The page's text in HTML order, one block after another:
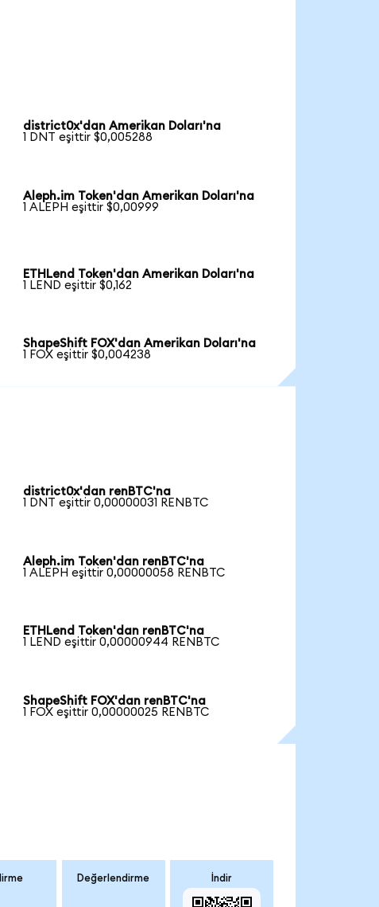
district0x'dan Amerikan Doları'na
1 DNT eşittir $0,005288
Aleph.im Token'dan Amerikan Doları'na
1 ALEPH eşittir $0,00999
ETHLend Token'dan Amerikan Doları'na
1 LEND eşittir $0,162
ShapeShift FOX'dan Amerikan Doları'na
1 FOX eşittir $0,004238
district0x'dan renBTC'na
1 DNT eşittir 0,00000031 RENBTC
Aleph.im Token'dan renBTC'na
1 ALEPH eşittir 0,00000058 RENBTC
ETHLend Token'dan renBTC'na
1 LEND eşittir 0,00000944 RENBTC
ShapeShift FOX'dan renBTC'na
1 FOX eşittir 0,00000025 RENBTC
Değerlendirme İndir